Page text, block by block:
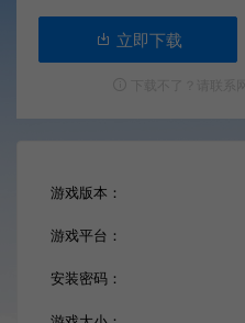
立即下载
游戏版本：
游戏平台：
安装密码：